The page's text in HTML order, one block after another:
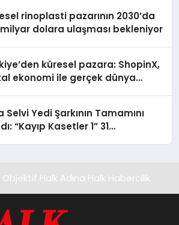
rinoplasti pazarının 2030’da
dolara ulaşması bekleniyor
küresel pazara: ShopinX,
ekonomi ile gerçek dünya
Selvi Yedi Şarkının Tamamını
“Kayıp Kasetler 1” 31
Halk Adına Halk Habercilik